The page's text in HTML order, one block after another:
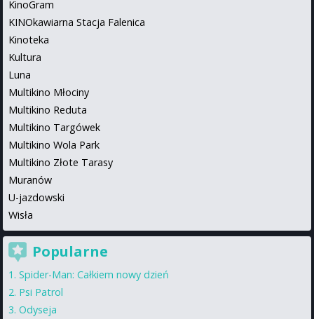
KinoGram
KINOkawiarna Stacja Falenica
Kinoteka
Kultura
Luna
Multikino Młociny
Multikino Reduta
Multikino Targówek
Multikino Wola Park
Multikino Złote Tarasy
Muranów
U-jazdowski
Wisła
Popularne
Spider-Man: Całkiem nowy dzień
Psi Patrol
Odyseja